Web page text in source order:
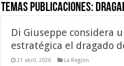
Temas Publicaciones:
Di Giuseppe considera
estratégica el dragado
21 abril, 2026 La Región